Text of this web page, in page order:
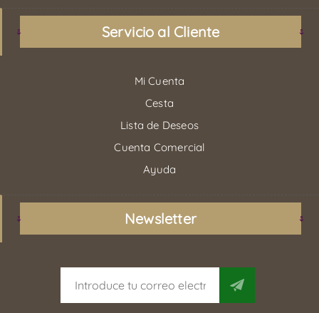
Servicio al Cliente
Mi Cuenta
Cesta
Lista de Deseos
Cuenta Comercial
Ayuda
Newsletter